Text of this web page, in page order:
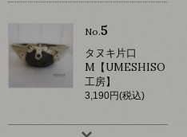
No.5
タヌキ片口
M【UMESHISO
工房】
3,190円(税込)